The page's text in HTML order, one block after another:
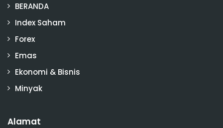
BERANDA
Index Saham
Forex
Emas
Ekonomi & Bisnis
Minyak
Alamat